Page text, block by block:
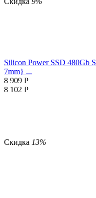
Silicon Power SSD 480Gb
7mm} ...
8 909 Р
8 102 Р
Скидка 13%